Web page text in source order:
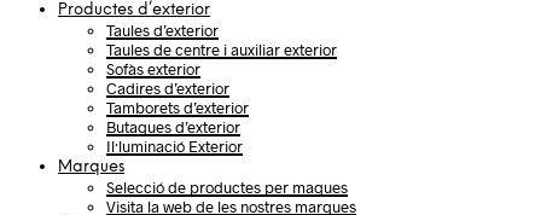
Productes d’exterior
Taules d’exterior
Taules de centre i auxiliar exterior
Sofàs exterior
Cadires d’exterior
Tamborets d’exterior
Butaques d’exterior
Il·luminació Exterior
Marques
Selecció de productes per maques
Visita la web de les nostres marques